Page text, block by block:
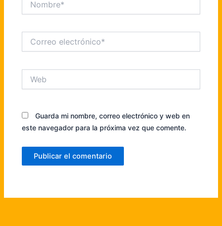
electrónico*
Guarda mi nombre, correo electrónico y web en
este navegador para la próxima vez que comente.